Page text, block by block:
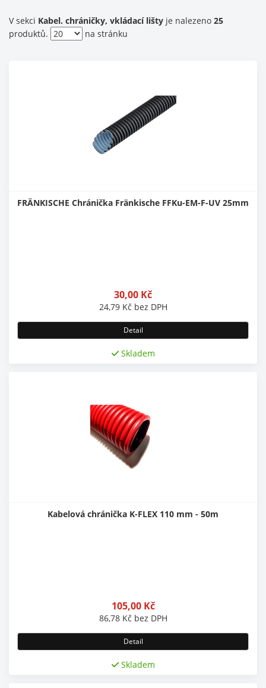
V sekci Kabel. chráničky, vkládací lišty je nalezeno 25
produktů.
na stránku
FRÄNKISCHE Chránička Fränkische FFKu-EM-F-UV 25mm
30,00 Kč
24,79 Kč bez DPH
Detail
Skladem
Kabelová chránička K-FLEX 110 mm - 50m
105,00 Kč
86,78 Kč bez DPH
Detail
Skladem